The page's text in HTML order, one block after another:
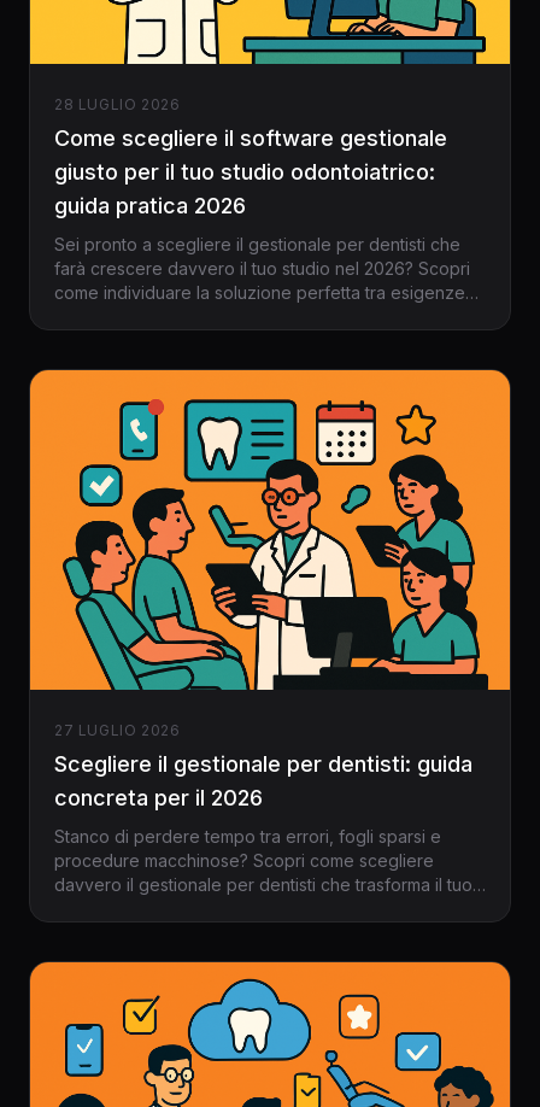
28 LUGLIO 2026
Come scegliere il software gestionale
giusto per il tuo studio odontoiatrico:
guida pratica 2026
Sei pronto a scegliere il gestionale per dentisti che
farà crescere davvero il tuo studio nel 2026? Scopri
come individuare la soluzione perfetta tra esigenze
27 LUGLIO 2026
Scegliere il gestionale per dentisti: guida
concreta per il 2026
Stanco di perdere tempo tra errori, fogli sparsi e
procedure macchinose? Scopri come scegliere
davvero il gestionale per dentisti che trasforma il tuo